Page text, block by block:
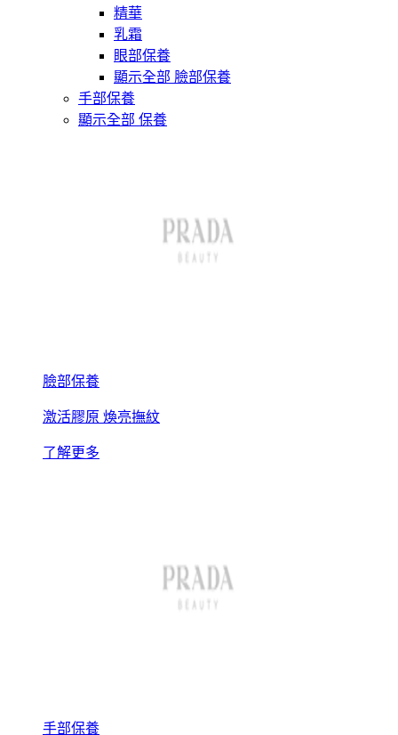
精華
乳霜
眼部保養
顯示全部 臉部保養
手部保養
顯示全部 保養
臉部保養
激活膠原 煥亮撫紋
了解更多
手部保養